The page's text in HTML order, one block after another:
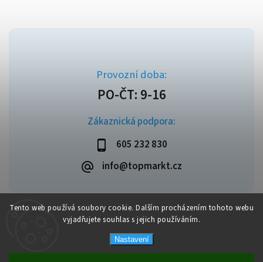
Tento web používá soubory cookie. Dalším procházením tohoto webu
vyjadřujete souhlas s jejich používáním.
Nastavení
Zákaznická podpora:
605 232 830
info@topmarkt.cz
Copyright 2026 Topmarkt.cz. Všechna práva vyhrazena.
VytvořilShoptet| Design